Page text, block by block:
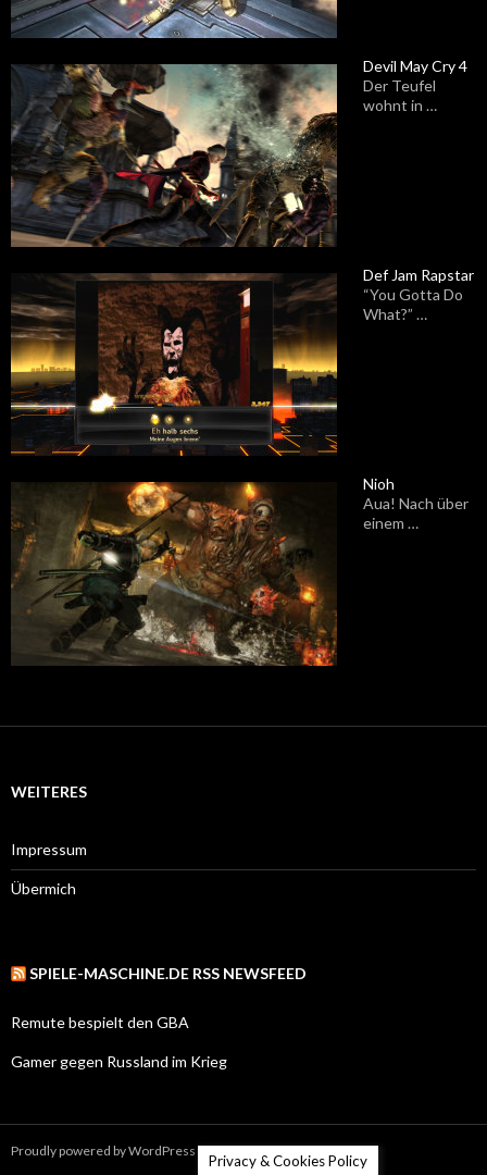
Devil May Cry 4
Der Teufel
wohnt in …
Def Jam Rapstar
“You Gotta Do
What?” …
Nioh
Aua! Nach über
einem …
WEITERES
Impressum
Übermich
SPIELE-MASCHINE.DE RSS NEWSFEED
Remute bespielt den GBA
Gamer gegen Russland im Krieg
Proudly powered by WordPress
Privacy & Cookies Policy